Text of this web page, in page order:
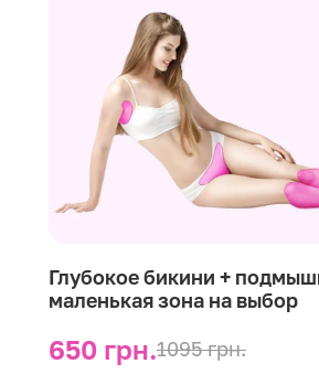
Глубокое бикини +
маленькая зона на выбор
650 грн.1095 грн.